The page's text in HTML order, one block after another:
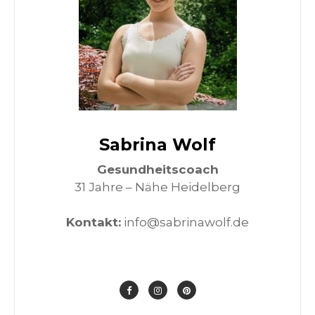
Sabrina Wolf
Gesundheitscoach
31 Jahre – Nähe Heidelberg
Kontakt: info@sabrinawolf.de